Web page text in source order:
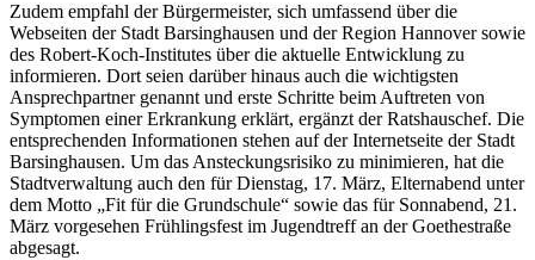
Zudem empfahl der Bürgermeister, sich umfassend über die
Webseiten der Stadt Barsinghausen und der Region Hannover sowie
des Robert-Koch-Institutes über die aktuelle Entwicklung zu
informieren. Dort seien darüber hinaus auch die wichtigsten
Ansprechpartner genannt und erste Schritte beim Auftreten von
Symptomen einer Erkrankung erklärt, ergänzt der Ratshauschef. Die
entsprechenden Informationen stehen auf der Internetseite der Stadt
Barsinghausen. Um das Ansteckungsrisiko zu minimieren, hat die
Stadtverwaltung auch den für Dienstag, 17. März, Elternabend unter
dem Motto „Fit für die Grundschule“ sowie das für Sonnabend, 21.
März vorgesehen Frühlingsfest im Jugendtreff an der Goethestraße
abgesagt.